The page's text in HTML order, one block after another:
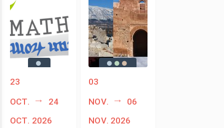
23
oct.
24
oct. 2026
03
nov.
06
nov. 2026